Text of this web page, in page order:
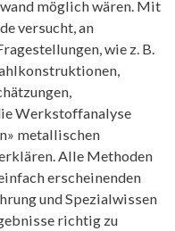
möglich wären. Mit
versucht, an
wie z. B.
Werkstoffanalyse
metallischen
Alle Methoden
erscheinenden
und Spezialwissen
richtig zu